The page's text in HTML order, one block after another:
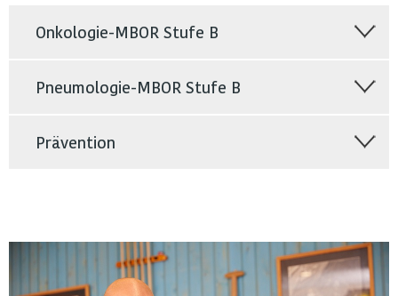
Onkologie-MBOR Stufe B
Pneumologie-MBOR Stufe B
Prävention